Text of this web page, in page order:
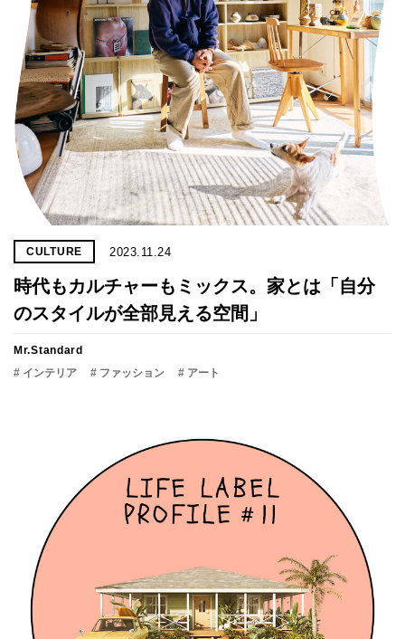
CULTURE 2023.11.24
時代もカルチャーもミックス。家とは「自分
のスタイルが全部見える空間」
Mr.Standard
# インテリア
# ファッション # アート